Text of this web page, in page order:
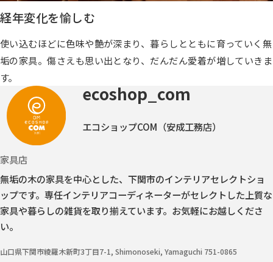
経年変化を愉しむ
使い込むほどに色味や艶が深まり、暮らしとともに育っていく無
垢の家具。傷さえも思い出となり、だんだん愛着が増していきま
す。
ecoshop_com
エコショップCOM（安成工務店）
家具店
無垢の木の家具を中心とした、下関市のインテリアセレクトショ
ップです。 専任インテリアコーディネーターがセレクトした上質な
家具や暮らしの雑貨を取り揃えています。お気軽にお越しくださ
い。
山口県下関市綾羅木新町3丁目7-1, Shimonoseki, Yamaguchi 751-0865